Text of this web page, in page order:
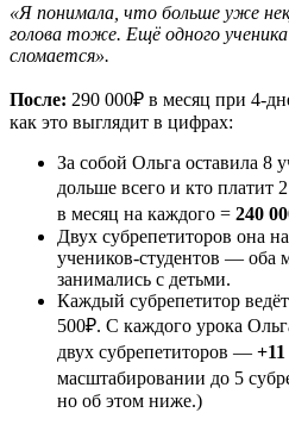
«Я понимала, что больше уже
голова тоже. Ещё одного
сломается».
После: 290 000₽ в месяц при 4-
как это выглядит в цифрах:
За собой Ольга оставила 8
дольше всего и кто платит
в месяц на каждого = 240
Двух субрепетиторов она
учеников-студентов — оба
занимались с детьми.
Каждый субрепетитор
500₽. С каждого урока
двух субрепетиторов —
масштабировании до 5
но об этом ниже.)